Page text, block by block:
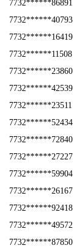
7732******86891
7732******40793
7732******16419
7732******11508
7732******23860
7732******42539
7732******23511
7732******52434
7732******72840
7732******27227
7732******59904
7732******26167
7732******92418
7732******49572
7732******87850